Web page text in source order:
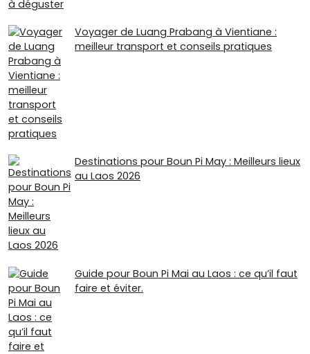
Voyager de Luang Prabang à Vientiane :
meilleur transport et conseils pratiques
Destinations pour Boun Pi May : Meilleurs lieux
au Laos 2026
Guide pour Boun Pi Mai au Laos : ce qu’il faut
faire et éviter.